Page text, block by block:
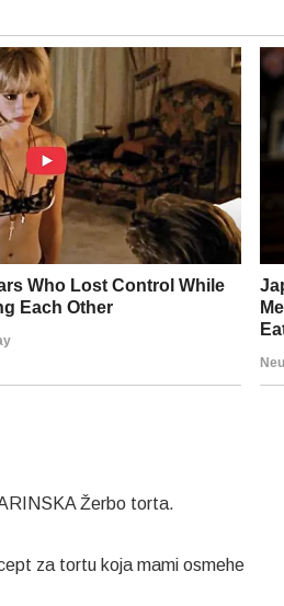
Žerbo torta.
za tortu koja mami osmehe